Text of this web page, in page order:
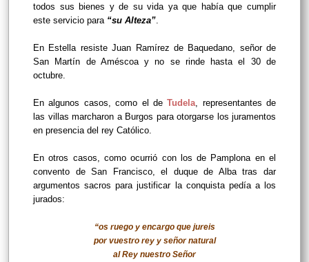
todos sus bienes y de su vida ya que había que cumplir
este servicio para “su Alteza”
En Estella resiste Juan Ramírez de Baquedano, señor de
San Martín de Améscoa y no se rinde hasta el 30 de
octubre.
En algunos casos, como el deTudela , representantes de
las villas marcharon a Burgos para otorgarse los juramentos
en presencia del rey Católico.
En otros casos, como ocurrió con los de Pamplona en el
convento de San Francisco, el duque de Alba tras dar
argumentos sacros para justificar la conquista pedía a los
jurados:
“os ruego y encargo que jureis
por vuestro rey y señor natural
al Rey nuestro Señor